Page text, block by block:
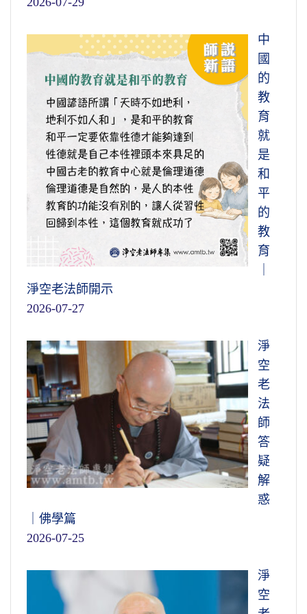
中
國
的
教
育
就
是
和
平
的
教
育
淨空老法師開示
2026-07-27
淨
空
老
法
師
答
疑
解
惑
｜佛學篇
2026-07-25
淨
空